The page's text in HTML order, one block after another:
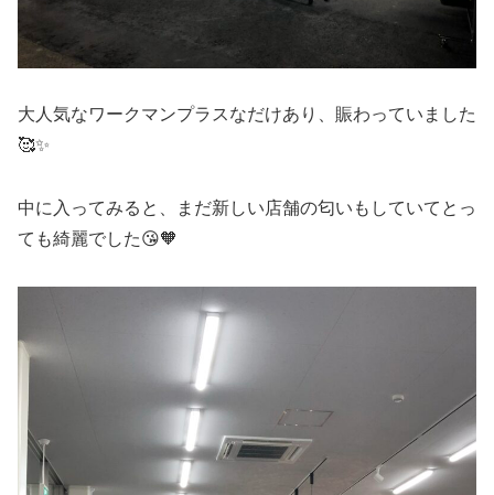
大人気なワークマンプラスなだけあり、賑わっていました
🥰✨
中に入ってみると、まだ新しい店舗の匂いもしていてとっ
ても綺麗でした😘🧡